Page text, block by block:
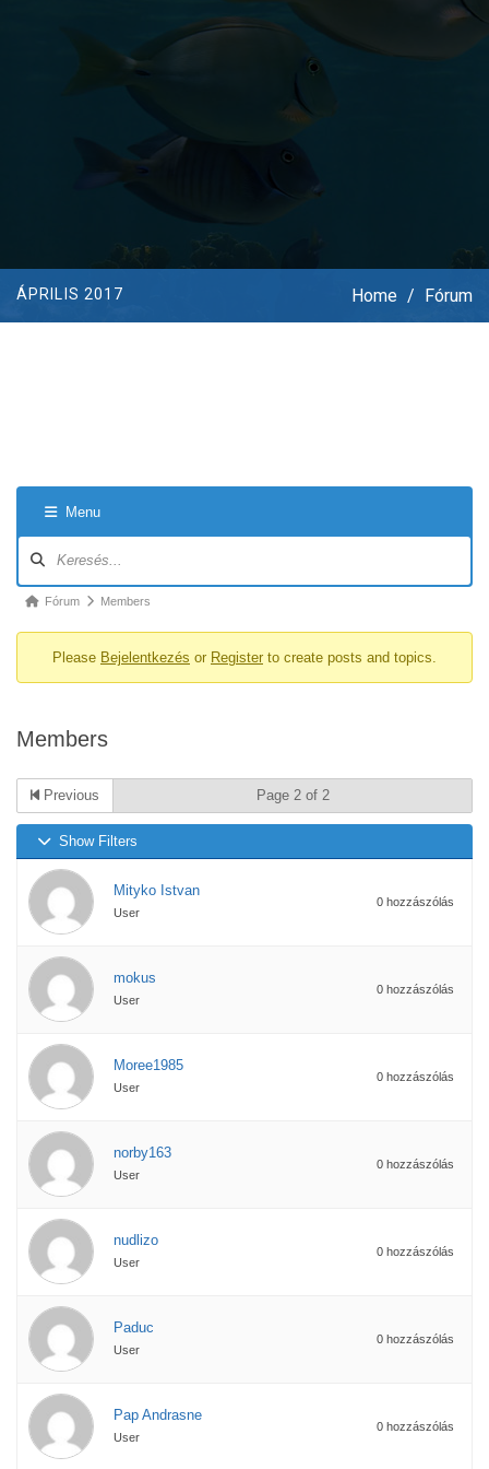
ÁPRILIS 2017 Home / Fórum
Menu
Navigation
Forum
You
here:
Fórum Members
Please Bejelentkezés or Register to create posts and topics.
Members
Previous Page 2 of 2
Show Filters
Mityko Istvan
User
0 hozzászólás
mokus
User
0 hozzászólás
Moree1985
User
0 hozzászólás
norby163
User
0 hozzászólás
nudlizo
User
0 hozzászólás
Paduc
User
0 hozzászólás
Pap Andrasne
User
0 hozzászólás